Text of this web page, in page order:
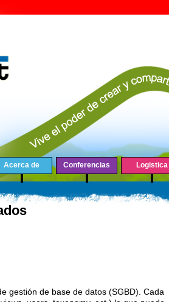
Acerca de Conferencias Logistica
gestión de base de datos (SGBD). Cada